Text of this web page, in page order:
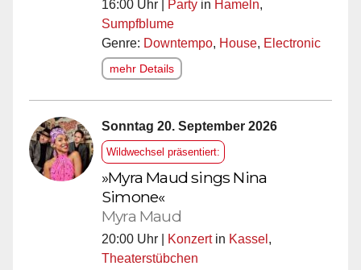
16:00 Uhr | Party in Hameln,
Sumpfblume
Genre: Downtempo, House, Electronic
mehr Details
Sonntag 20. September 2026
Wildwechsel präsentiert:
»Myra Maud sings Nina
Simone«
Myra Maud
20:00 Uhr | Konzertin Kassel ,
Theaterstübchen